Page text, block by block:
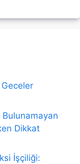
Bulunamayan
Dikkat
İşçiliği: